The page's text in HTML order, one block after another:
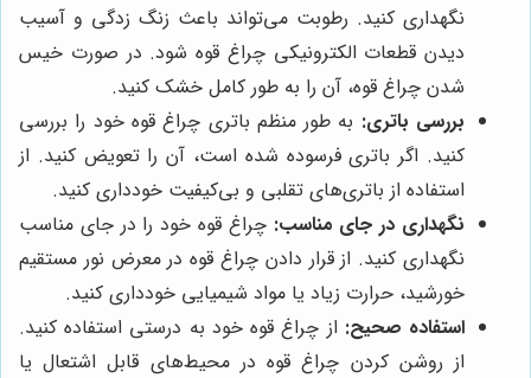
نگهداری کنید. رطوبت می‌تواند باعث زنگ زدگی و آسیب
دیدن قطعات الکترونیکی چراغ قوه شود. در صورت خیس
شدن چراغ قوه، آن را به طور کامل خشک کنید.
بررسی باتری: به طور منظم باتری چراغ قوه خود را بررسی
کنید. اگر باتری فرسوده شده است، آن را تعویض کنید. از
استفاده از باتری‌های تقلبی و بی‌کیفیت خودداری کنید.
نگهداری در جای مناسب: چراغ قوه خود را در جای مناسب
نگهداری کنید. از قرار دادن چراغ قوه در معرض نور مستقیم
خورشید، حرارت زیاد یا مواد شیمیایی خودداری کنید.
استفاده صحیح: از چراغ قوه خود به درستی استفاده کنید.
از روشن کردن چراغ قوه در محیط‌های قابل اشتعال یا